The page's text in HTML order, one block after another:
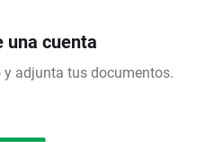
una cuenta
adjunta tus documentos.